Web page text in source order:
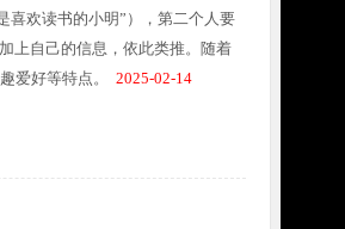
喜欢读书的小明”），第二个人要
上自己的信息，依此类推。随着
爱好等特点。
2025-02-14